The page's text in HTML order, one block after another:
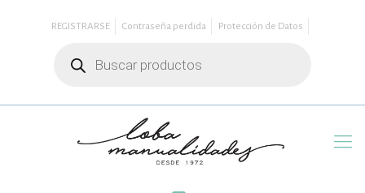
REGISTRARSE Contraseña perdida
Protección de Datos
productos